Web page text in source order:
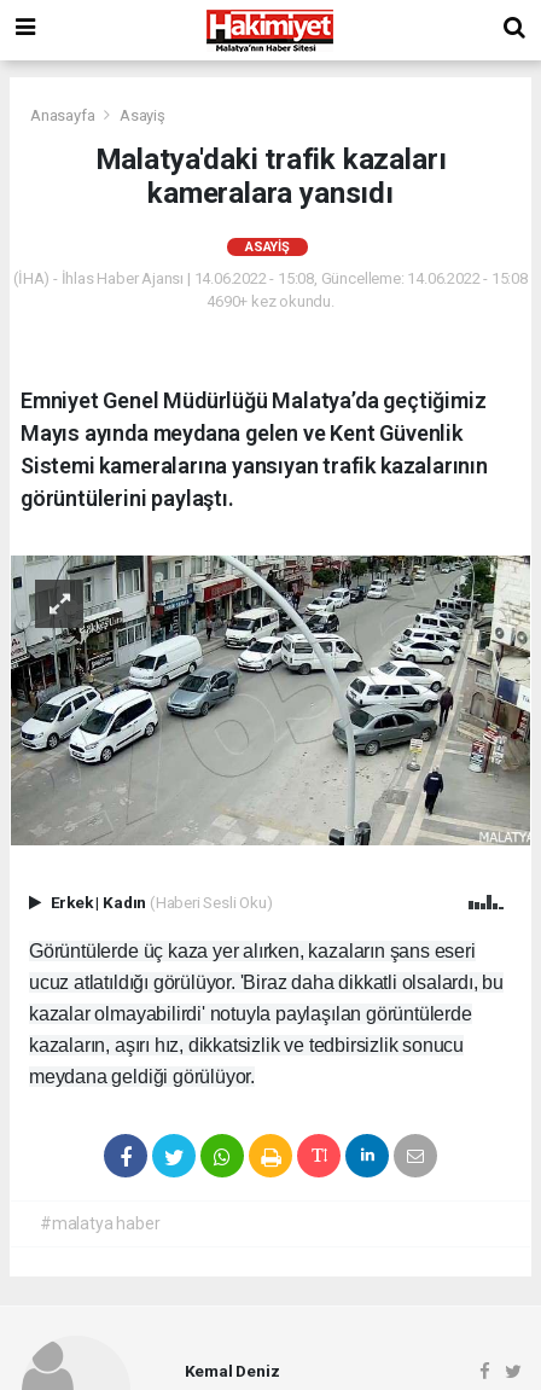
Anasayfa Asayiş
Malatya'daki trafik kazaları
kameralara yansıdı
ASAYIŞ
(İHA) - İhlas Haber Ajansı | 14.06.2022 - 15:08, Güncelleme: 14.06.2022 - 15:08
4690+ kez okundu.
Emniyet Genel Müdürlüğü Malatya’da geçtiğimiz
Mayıs ayında meydana gelen ve Kent Güvenlik
Sistemi kameralarına yansıyan trafik kazalarının
görüntülerini paylaştı.
Erkek| Kadın (Haberi Sesli Oku)
Görüntülerde üç kaza yer alırken, kazaların şans eseri
ucuz atlatıldığı görülüyor. 'Biraz daha dikkatli olsalardı, bu
kazalar olmayabilirdi' notuyla paylaşılan görüntülerde
kazaların, aşırı hız, dikkatsizlik ve tedbirsizlik sonucu
meydana geldiği görülüyor.
#malatya haber
Kemal Deniz